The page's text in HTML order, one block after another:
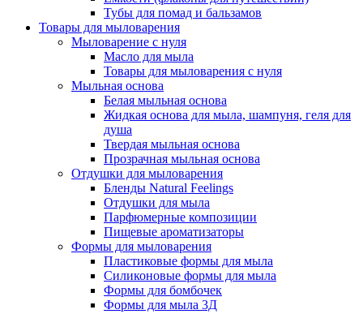
Тубы для помад и бальзамов
Товары для мыловарения
Мыловарение с нуля
Масло для мыла
Товары для мыловарения с нуля
Мыльная основа
Белая мыльная основа
Жидкая основа для мыла, шампуня, геля для
душа
Твердая мыльная основа
Прозрачная мыльная основа
Отдушки для мыловарения
Бленды Natural Feelings
Отдушки для мыла
Парфюмерные композиции
Пищевые ароматизаторы
Формы для мыловарения
Пластиковые формы для мыла
Силиконовые формы для мыла
Формы для бомбочек
Формы для мыла 3Д